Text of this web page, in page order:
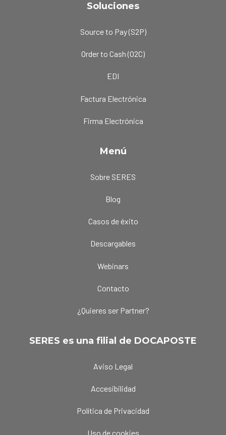
Soluciones
Source to Pay (S2P)
Order to Cash (O2C)
EDI
Factura Electrónica
Firma Electrónica
Menú
Sobre SERES
Blog
Casos de éxito
Descargables
Webinars
Contacto
¿Quieres ser Partner?
SERES es una filial de DOCAPOSTE
Aviso Legal
Accesibilidad
Política de Privacidad
Uso de cookies